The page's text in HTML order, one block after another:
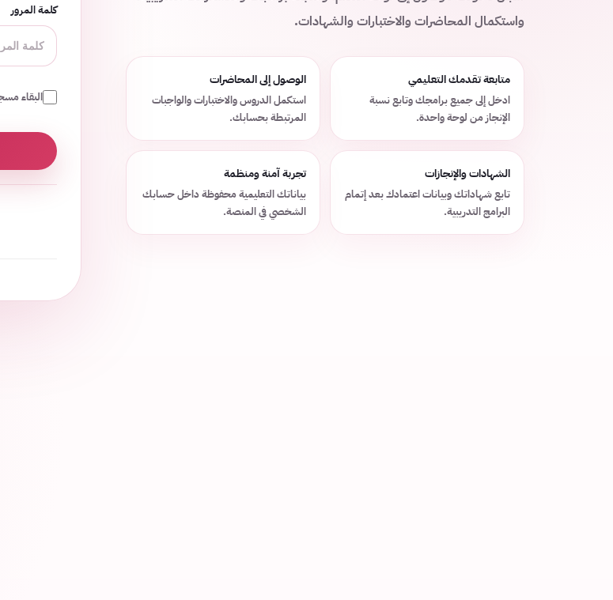
كلمة المرور
البقاء
واستكمال المحاضرات والاختبارات والشهادات.
متابعة تقدمك التعليمي
ادخل إلى جميع برامجك وتابع نسبة
الإنجاز من لوحة واحدة.
الوصول إلى المحاضرات
استكمل الدروس والاختبارات والواجبات
المرتبطة بحسابك.
الشهادات والإنجازات
تابع شهاداتك وبيانات اعتمادك بعد إتمام
البرامج التدريبية.
تجربة آمنة ومنظمة
بياناتك التعليمية محفوظة داخل حسابك
الشخصي في المنصة.